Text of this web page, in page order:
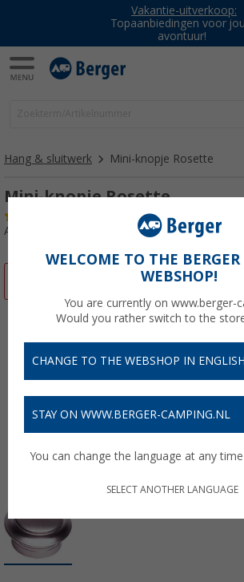
Vakantie-uitverkoop:
Topaanbiedingen voor
avontuur!
Hang & sluitwerk Mini-knopje Rosette
Mini-knopje Rosette
Artikelnr: 108220
WELCOME TO THE
WEBSHOP!
You are currently on www.berger-
Would you rather switch to the
CHANGE TO THE WEBSHOP IN ENGLISH
STAY ON WWW.BERGER-CAMPING.NL
You can change the language at any
SELECT ANOTHER LANGUAGE